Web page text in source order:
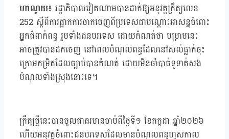
ហាណូយ៖ រដ្ឋាភិបាលវៀតណាមបានដាក់ឱ្យអនុវត្តក្រឹត្យលេខ
252 ស្តីពីការផ្អាកការចាកចេញពីប្រទេសជាបណ្តោះអាសន្នចំពោះ
អ្នកជំពាក់ពន្ធ រួមទាំងជនបរទេស ដោយកំណត់ថា បម្រាមនេះ
អាចត្រូវបានដកចេញ នៅពេលបំណុលពន្ធដែលនៅសល់ធ្លាក់ចុះ
ក្រោមកម្រិតដែលច្បាប់បានកំណត់ ដោយមិនចាំបាច់ទូទាត់សង
បំណុលទាំងស្រុងនោះទេ។
ក្រឹត្យថ្មីនេះបានចូលជាធរមានចាប់ពីថ្ងៃទី១ ខែកក្កដា ឆ្នាំ២០២៦
ហើយអនុវត្តចំពោះជនបរទេសដែលមានបំណុលពន្ធហួសកាល